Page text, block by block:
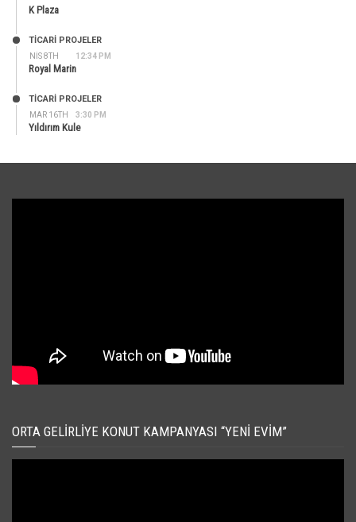
K Plaza
NIS 8TH 12:34 PM
TİCARİ PROJELER
Royal Marin
MAR 16TH 3:30 PM
TİCARİ PROJELER
Yıldırım Kule
ORTA GELIRLIYE KONUT KAMPANYASI “YENI EVIM”